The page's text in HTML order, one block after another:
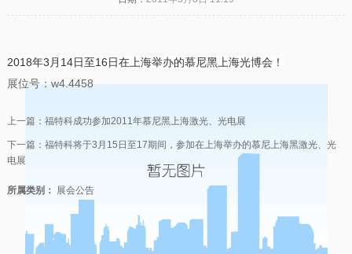
2018年3 月 14日 至16日在上海举办的慕尼黑上海光博会！
展位号：w4.4458
上一篇： 福特科成功参加2011年慕尼黑上海激光、光电展
下一篇： 福特科将于3月15日至17期间，参加在上海举办的慕尼上海黑激光、光
电展
所属类别： 展会公告